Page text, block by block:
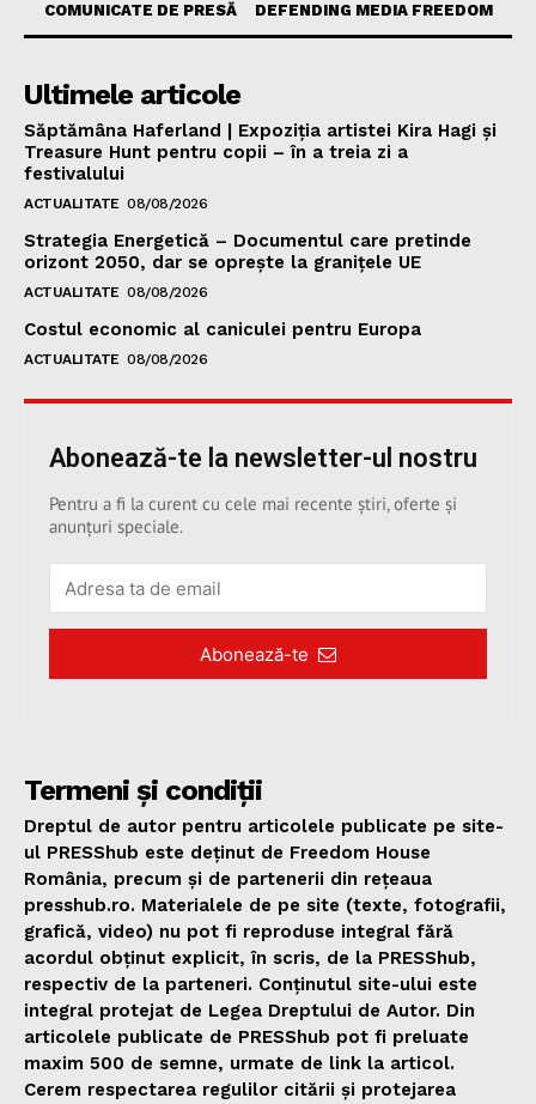
COMUNICATE DE PRESĂ DEFENDING MEDIA FREEDOM
Ultimele articole
Săptămâna Haferland | Expoziţia artistei Kira Hagi şi
Treasure Hunt pentru copii – în a treia zi a
festivalului
ACTUALITATE 08/08/2026
Strategia Energetică – Documentul care pretinde
orizont 2050, dar se oprește la granițele UE
ACTUALITATE 08/08/2026
Costul economic al caniculei pentru Europa
ACTUALITATE 08/08/2026
Abonează-te la newsletter-ul nostru
Pentru a fi la curent cu cele mai recente știri, oferte și
anunțuri speciale.
Abonează-te
Termeni și condiții
Dreptul de autor pentru articolele publicate pe site-
ul PRESShub este deținut de Freedom House
România, precum și de partenerii din rețeaua
presshub.ro. Materialele de pe site (texte, fotografii,
grafică, video) nu pot fi reproduse integral fără
acordul obținut explicit, în scris, de la PRESShub,
respectiv de la parteneri. Conținutul site-ului este
integral protejat de Legea Dreptului de Autor. Din
articolele publicate de PRESShub pot fi preluate
maxim 500 de semne, urmate de link la articol.
Cerem respectarea regulilor citării și protejarea